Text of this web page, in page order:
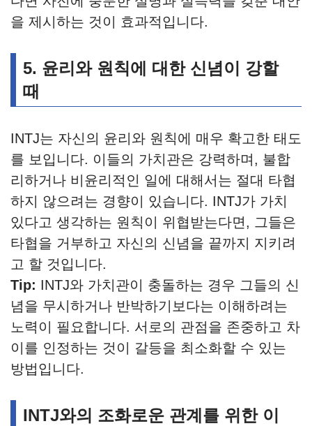
을 제시하는 것이 효과적입니다.
5. 윤리와 원칙에 대한 신념이 강할
때
INTJ는 자신의 윤리와 원칙에 매우 확고한 태도
를 보입니다. 이들의 가치관은 강력하며, 불합
리하거나 비윤리적인 일에 대해서는 절대 타협
하지 않으려는 경향이 있습니다. INTJ가 가치
있다고 생각하는 원칙이 위협받는다면, 그들은
타협을 거부하고 자신의 신념을 끝까지 지키려
고 할 것입니다.
Tip: INTJ와 가치관이 충돌하는 경우 그들의 신
념을 무시하거나 반박하기보다는 이해하려는
노력이 필요합니다. 서로의 관점을 존중하고 차
이를 인정하는 것이 갈등을 최소화할 수 있는
방법입니다.
INTJ와의 조화로운 관계를 위한 이